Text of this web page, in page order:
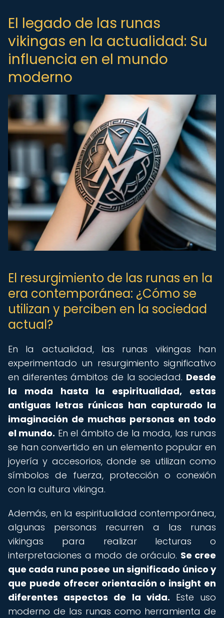
El legado de las runas
vikingas en la actualidad: Su
influencia en el mundo
moderno
El resurgimiento de las runas en la
era contemporánea: ¿Cómo se
utilizan y perciben en la sociedad
actual?
En la actualidad, las runas vikingas han
experimentado un resurgimiento significativo
en diferentes ámbitos de la sociedad. Desde
la moda hasta la espiritualidad, estas
antiguas letras rúnicas han capturado la
imaginación de muchas personas en todo
el mundo. En el ámbito de la moda, las runas
se han convertido en un elemento popular en
joyería y accesorios, donde se utilizan como
símbolos de fuerza, protección o conexión
con la cultura vikinga.
Además, en la espiritualidad contemporánea,
algunas personas recurren a las runas
vikingas para realizar lecturas o
interpretaciones a modo de oráculo. Se cree
que cada runa posee un significado único y
que puede ofrecer orientación o insight en
diferentes aspectos de la vida. Este uso
moderno de las runas como herramienta de